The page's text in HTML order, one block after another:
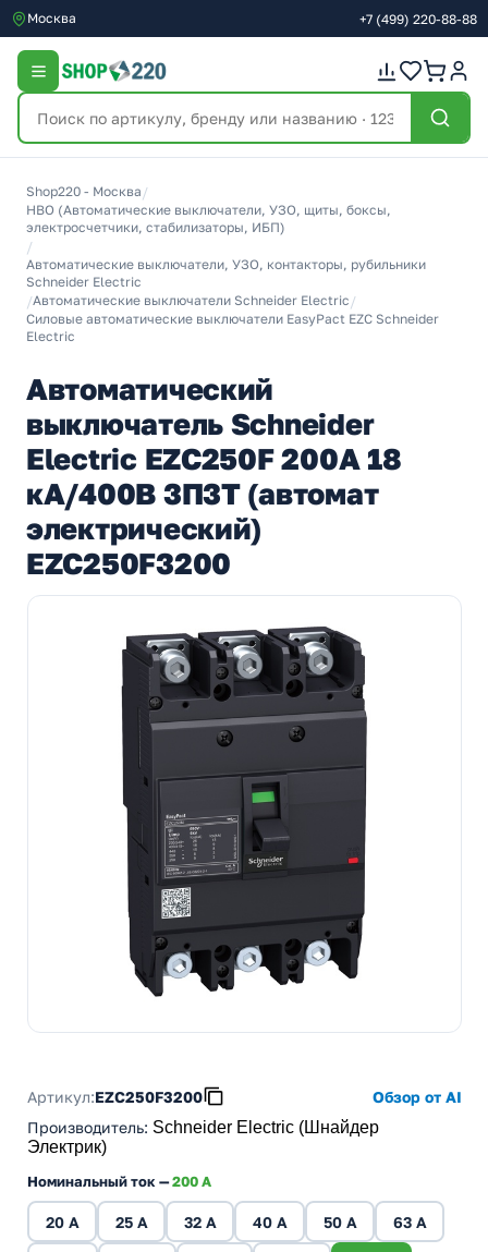
Москва +7 (499) 220-88-88
Shop220 - Москва /
НВО (Автоматические выключатели, УЗО, щиты, боксы,
электросчетчики, стабилизаторы, ИБП)
/
Автоматические выключатели, УЗО, контакторы, рубильники
Schneider Electric
/Автоматические выключатели Schneider Electric /
Силовые автоматические выключатели EasyPact EZC Schneider
Electric
Автоматический
выключатель Schneider
Electric EZC250F 200A 18
кА/400В 3П3Т (автомат
электрический)
EZC250F3200
Артикул:EZC250F3200
Обзор от AI
Производитель: Schneider Electric (Шнайдер
Электрик)
Номинальный ток —200 A
20 A 25 A 32 A 40 A 50 A 63 A